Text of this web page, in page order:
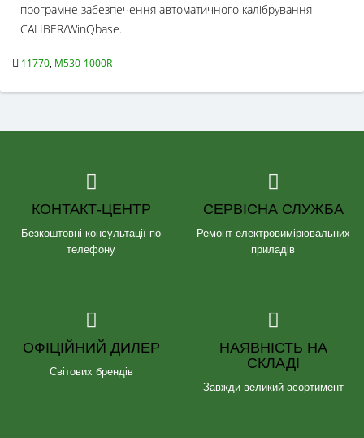
програмне забезпечення автоматичного калібрування
CALIBER/WinQbase.
11770, M530-1000R
КОНТАКТ-ЦЕНТР
Безкоштовні консультації по
телефону
СЕРВІСНА СЛУЖБА
Ремонт електровимірювальних
приладів
ОФІЦІЙНИЙ ДИЛЕР
Світових брендів
НАЯВНІСТЬ НА
СКЛАДІ
Завжди великий асортимент